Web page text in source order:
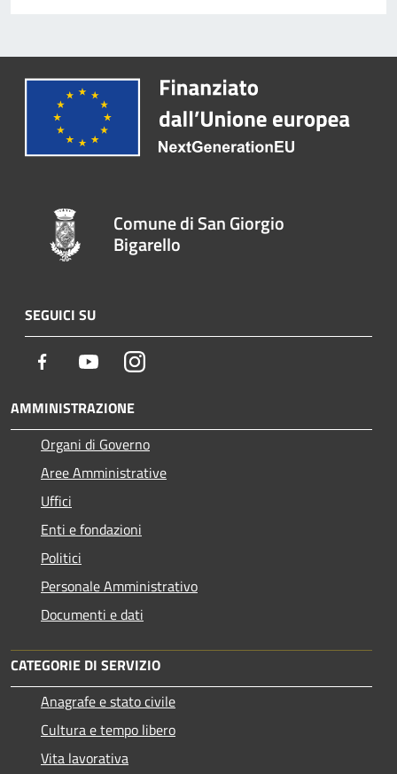
Comune di San Giorgio
Bigarello
SEGUICI SU
Facebook YoutubeInstagram
AMMINISTRAZIONE
Organi di Governo
Aree Amministrative
Uffici
Enti e fondazioni
Politici
Personale Amministrativo
Documenti e dati
CATEGORIE DI SERVIZIO
Anagrafe e stato civile
Cultura e tempo libero
Vita lavorativa